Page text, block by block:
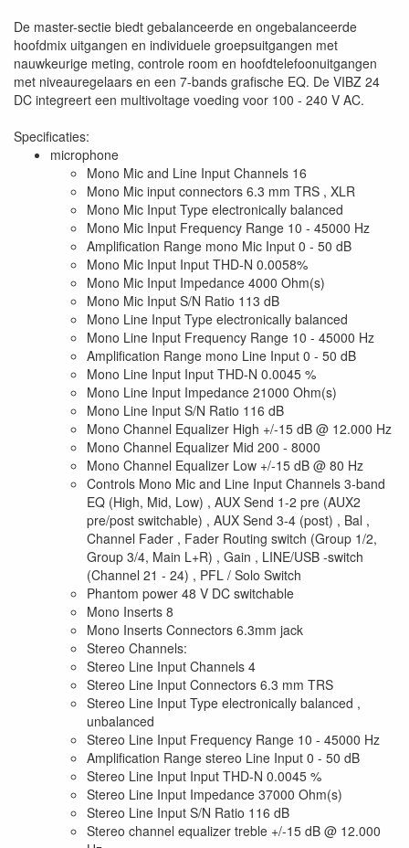
De master-sectie biedt gebalanceerde en ongebalanceerde
hoofdmix uitgangen en individuele groepsuitgangen met
nauwkeurige meting, controle room en hoofdtelefoonuitgangen
met niveauregelaars en een 7-bands grafische EQ. De VIBZ 24
DC integreert een multivoltage voeding voor 100 - 240 V AC.
Specificaties:
microphone
Mono Mic and Line Input Channels 16
Mono Mic input connectors 6.3 mm TRS , XLR
Mono Mic Input Type electronically balanced
Mono Mic Input Frequency Range 10 - 45000 Hz
Amplification Range mono Mic Input 0 - 50 dB
Mono Mic Input Input THD-N 0.0058%
Mono Mic Input Impedance 4000 Ohm(s)
Mono Mic Input S/N Ratio 113 dB
Mono Line Input Type electronically balanced
Mono Line Input Frequency Range 10 - 45000 Hz
Amplification Range mono Line Input 0 - 50 dB
Mono Line Input Input THD-N 0.0045 %
Mono Line Input Impedance 21000 Ohm(s)
Mono Line Input S/N Ratio 116 dB
Mono Channel Equalizer High +/-15 dB @ 12.000 Hz
Mono Channel Equalizer Mid 200 - 8000
Mono Channel Equalizer Low +/-15 dB @ 80 Hz
Controls Mono Mic and Line Input Channels 3-band
EQ (High, Mid, Low) , AUX Send 1-2 pre (AUX2
pre/post switchable) , AUX Send 3-4 (post) , Bal ,
Channel Fader , Fader Routing switch (Group 1/2,
Group 3/4, Main L+R) , Gain , LINE/USB -switch
(Channel 21 - 24) , PFL / Solo Switch
Phantom power 48 V DC switchable
Mono Inserts 8
Mono Inserts Connectors 6.3mm jack
Stereo Channels:
Stereo Line Input Channels 4
Stereo Line Input Connectors 6.3 mm TRS
Stereo Line Input Type electronically balanced ,
unbalanced
Stereo Line Input Frequency Range 10 - 45000 Hz
Amplification Range stereo Line Input 0 - 50 dB
Stereo Line Input Input THD-N 0.0045 %
Stereo Line Input Impedance 37000 Ohm(s)
Stereo Line Input S/N Ratio 116 dB
Stereo channel equalizer treble +/-15 dB @ 12.000